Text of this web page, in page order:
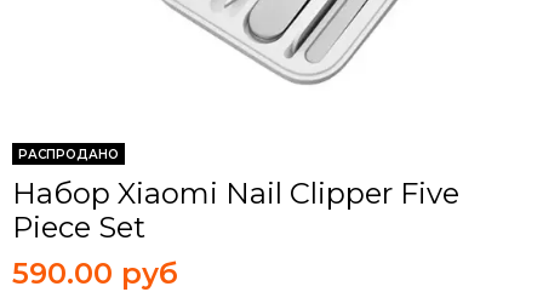
РАСПРОДАНО
Набор Xiaomi Nail Clipper Five
Piece Set
590.00 руб